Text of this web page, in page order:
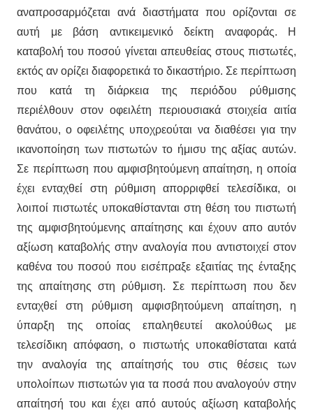
αναπροσαρμόζεται ανά διαστήματα που ορίζονται σε
αυτή με βάση αντικειμενικό δείκτη αναφοράς. Η
καταβολή του ποσού γίνεται απευθείας στους πιστωτές,
εκτός αν ορίζει διαφορετικά το δικαστήριο. Σε περίπτωση
που κατά τη διάρκεια της περιόδου ρύθμισης
περιέλθουν στον οφειλέτη περιουσιακά στοιχεία αιτία
θανάτου, ο οφειλέτης υποχρεούται να διαθέσει για την
ικανοποίηση των πιστωτών το ήμισυ της αξίας αυτών.
Σε περίπτωση που αμφισβητούμενη απαίτηση, η οποία
έχει ενταχθεί στη ρύθμιση απορριφθεί τελεσίδικα, οι
λοιποί πιστωτές υποκαθίστανται στη θέση του πιστωτή
της αμφισβητούμενης απαίτησης και έχουν απο αυτόν
αξίωση καταβολής στην αναλογία που αντιστοιχεί στον
καθένα του ποσού που εισέπραξε εξαιτίας της ένταξης
της απαίτησης στη ρύθμιση. Σε περίπτωση που δεν
ενταχθεί στη ρύθμιση αμφισβητούμενη απαίτηση, η
ύπαρξη της οποίας επαληθευτεί ακολούθως με
τελεσίδικη απόφαση, ο πιστωτής υποκαθίσταται κατά
την αναλογία της απαίτησής του στις θέσεις των
υπολοίπων πιστωτών για τα ποσά που αναλογούν στην
απαίτησή του και έχει από αυτούς αξίωση καταβολής